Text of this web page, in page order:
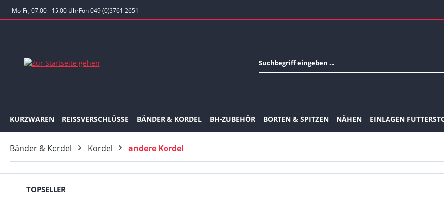
Hauptinhalt springen
Zur Suche springen
Zur Hauptnavigation springen
Mo-Fr, 07.00 - 15.00 UhrFon 049 (0)3761 2651
KURZWAREN REISSVERSCHLÜSSE BÄNDER & KORDEL BH-ZUBEHÖR BORTEN & SPITZEN NÄHEN EINLAGEN
Bänder & Kordel Kordel andere Kordel
TOPSELLER